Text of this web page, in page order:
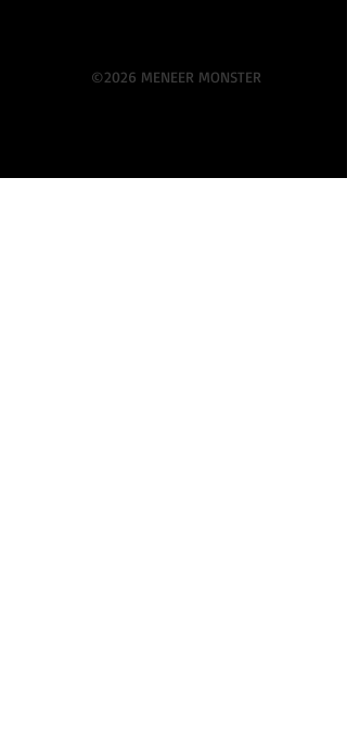
©2026 MENEER MONSTER